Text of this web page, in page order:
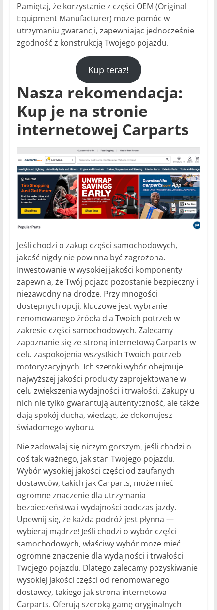
Pamiętaj, że korzystanie z części OEM (Original
Equipment Manufacturer) może pomóc w
utrzymaniu gwarancji, zapewniając jednocześnie
zgodność z konstrukcją Twojego pojazdu.
Kup teraz!
Nasza rekomendacja:
Kup je na stronie
internetowej Carparts
Jeśli chodzi o zakup części samochodowych,
jakość nigdy nie powinna być zagrożona.
Inwestowanie w wysokiej jakości komponenty
zapewnia, że ​​Twój pojazd pozostanie bezpieczny i
niezawodny na drodze. Przy mnogości
dostępnych opcji, kluczowe jest wybranie
renomowanego źródła dla Twoich potrzeb w
zakresie części samochodowych. Zalecamy
zapoznanie się ze stroną internetową Carparts w
celu zaspokojenia wszystkich Twoich potrzeb
motoryzacyjnych. Ich szeroki wybór obejmuje
najwyższej jakości produkty zaprojektowane w
celu zwiększenia wydajności i trwałości. Zakupy u
nich nie tylko gwarantują autentyczność, ale także
dają spokój ducha, wiedząc, że dokonujesz
świadomego wyboru.
Nie zadowalaj się niczym gorszym, jeśli chodzi o
coś tak ważnego, jak stan Twojego pojazdu.
Wybór wysokiej jakości części od zaufanych
dostawców, takich jak Carparts, może mieć
ogromne znaczenie dla utrzymania
bezpieczeństwa i wydajności podczas jazdy.
Upewnij się, że każda podróż jest płynna —
wybieraj mądrze! Jeśli chodzi o wybór części
samochodowych, właściwy wybór może mieć
ogromne znaczenie dla wydajności i trwałości
Twojego pojazdu. Dlatego zalecamy pozyskiwanie
wysokiej jakości części od renomowanego
dostawcy, takiego jak strona internetowa
Carparts. Oferują szeroką gamę oryginalnych